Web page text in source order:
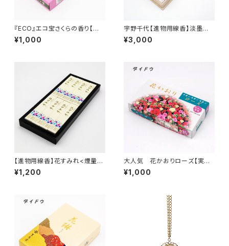
『ECO』エコ宝さくらの香り【実
用線香】煙量：やや少ない 家庭
用 バラ詰め 『御霊前・お彼
¥1,000
宇野千代【進物用線香】淡墨の
桜<煙極少>桜の香り 『御霊
前・お彼岸・お盆のお供えに』
¥3,000
【進物用線香】花すみれ<煙量：
ふつう>お手頃価格 『御霊前・
お彼岸・お盆のお供えに』 紙
¥1,200
大人気 花かおりローズ【実用
線香】煙量：かなり少ない 消臭
効果あり 家庭用 バラ詰め
¥1,000